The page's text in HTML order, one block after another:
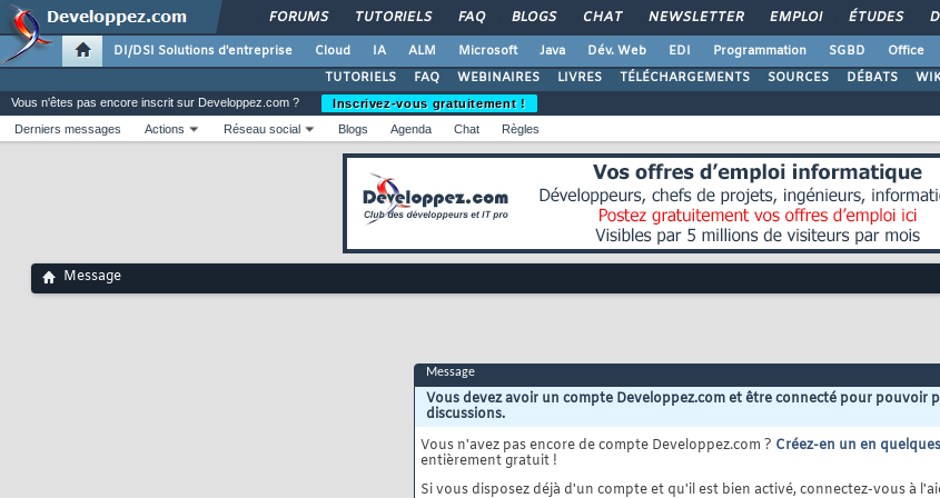
FORUMS TUTORIELS FAQ BLOGS CHAT NEWSLETTER EMPLOI ÉTUDES
DI/DSI Solutions d'entreprise Cloud IA ALM Microsoft Java Dév. Web EDI Programmation SGBD Office
TUTORIELS
FAQ WEBINAIRES LIVRES TÉLÉCHARGEMENTS SOURCES DÉBATS
Vous n'êtes pas encore inscrit sur Developpez.com ?
Inscrivez-vous gratuitement !
Derniers messages
Actions Réseau social Blogs Agenda Chat Règles
Message
Message
Vous devez avoir un compte Developpez.com et être connecté pour pouvoir
discussions.
Vous n'avez pas encore de compte Developpez.com ? Créez-en un en
entièrement gratuit !
Si vous disposez déjà d'un compte et qu'il est bien activé, connectez-vous à